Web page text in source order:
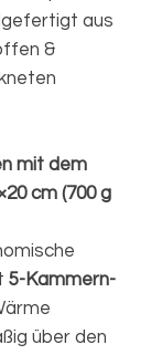
aus
&
mit dem
cm (700 g
5-Kammern-
über den